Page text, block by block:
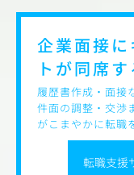
課題抽出
コミュニケーショ
・デジタル（広告
施策プランニング
・企画内容のプレ
し込み
・施策実施後の効
・営業セクション
ティングチーム、
携・プロジェクト
転職支援
企業面接
トが同席
履歴書作成・面接
件面の調整・交渉
がこまやかに転職